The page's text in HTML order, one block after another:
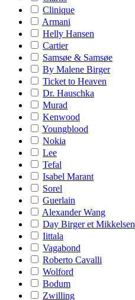
Clinique
Armani
Helly Hansen
Cartier
Samsøe & Samsøe
By Malene Birger
Ticket to Heaven
Dr. Hauschka
Murad
Kenwood
Youngblood
Nokia
Lee
Tefal
Isabel Marant
Sorel
Guerlain
Alexander Wang
Day Birger et Mikkelsen
Iittala
Vagabond
Roberto Cavalli
Wolford
Bodum
Zwilling